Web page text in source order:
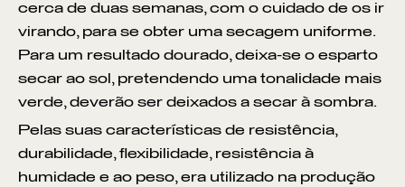
cerca de duas semanas, com o cuidado de os ir
virando, para se obter uma secagem uniforme.
Para um resultado dourado, deixa-se o esparto
secar ao sol, pretendendo uma tonalidade mais
verde, deverão ser deixados a secar à sombra.
Pelas suas características de resistência,
durabilidade, flexibilidade, resistência à
humidade e ao peso, era utilizado na produção